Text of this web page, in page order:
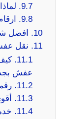
9.7.
9.8.
10.
افضل
11.
نقل
11.1.
عفش
11.2.
11.3.
11.4.